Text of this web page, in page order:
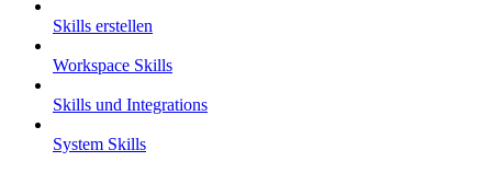
Skills erstellen
Workspace Skills
Skills und Integrations
System Skills